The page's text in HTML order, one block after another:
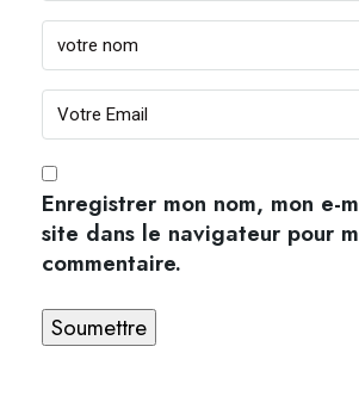
Enregistrer mon nom, mon e-
site dans le navigateur pour
commentaire.